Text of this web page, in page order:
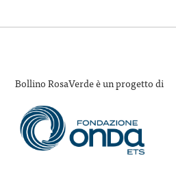
Bollino RosaVerde è un progetto di